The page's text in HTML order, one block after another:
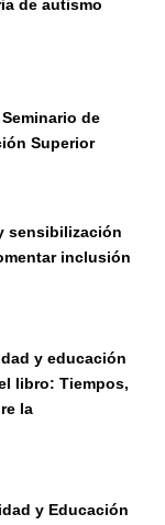
de autismo
de
Superior
sensibilización
inclusión
y educación
libro: Tiempos,
la
y Educación